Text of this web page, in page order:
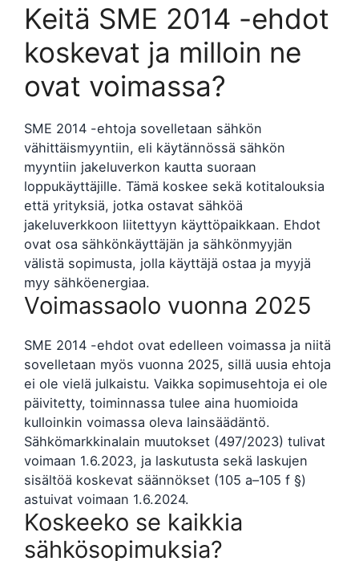
Keitä SME 2014 -ehdot
koskevat ja milloin ne
ovat voimassa?
SME 2014 -ehtoja sovelletaan sähkön
vähittäismyyntiin, eli käytännössä sähkön
myyntiin jakeluverkon kautta suoraan
loppukäyttäjille. Tämä koskee sekä kotitalouksia
että yrityksiä, jotka ostavat sähköä
jakeluverkkoon liitettyyn käyttöpaikkaan. Ehdot
ovat osa sähkönkäyttäjän ja sähkönmyyjän
välistä sopimusta, jolla käyttäjä ostaa ja myyjä
myy sähköenergiaa.
Voimassaolo vuonna 2025
SME 2014 -ehdot ovat edelleen voimassa ja niitä
sovelletaan myös vuonna 2025, sillä uusia ehtoja
ei ole vielä julkaistu. Vaikka sopimusehtoja ei ole
päivitetty, toiminnassa tulee aina huomioida
kulloinkin voimassa oleva lainsäädäntö.
Sähkömarkkinalain muutokset (497/2023) tulivat
voimaan 1.6.2023, ja laskutusta sekä laskujen
sisältöä koskevat säännökset (105 a–105 f §)
astuivat voimaan 1.6.2024.
Koskeeko se kaikkia
sähkösopimuksia?